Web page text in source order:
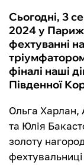
Сьогодні, 3
2024 у
фехтуванні
фіналі наші
Південної
Ольга
та Юлія
золоту